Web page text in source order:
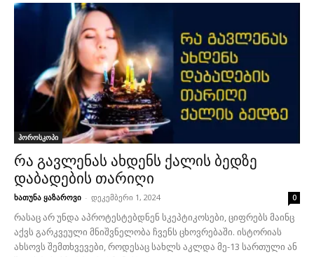
ჰოროსკოპი
რა გავლენას ახდენს ქალის ბედზე
დაბადების თარიღი
ხათუნა ყაზაროვი - დეკემბერი 1, 2024 0
რასაც არ უნდა აპროტესტებდნენ სკეპტიკოსები, ციფრებს მაინც
აქვს გარკვეული მნიშვნელობა ჩვენს ცხოვრებაში. ისტორიას
ახსოვს შემთხვევები, როდესაც სახლს აკლდა მე-13 სართული ან